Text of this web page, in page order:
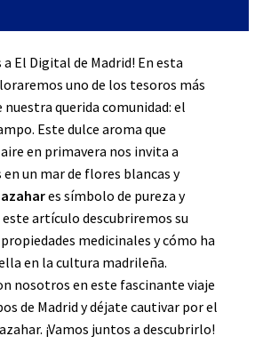
a El Digital de Madrid! En esta
uno de los tesoros más
nuestra querida comunidad: el
Este dulce aroma que
en primavera nos invita a
un mar de flores blancas y
azahares símbolo de pureza y
este artículo descubriremos su
medicinales y cómo ha
en la cultura madrileña.
nosotros en este fascinante viaje
de Madrid y déjate cautivar por el
¡Vamos juntos a descubrirlo!